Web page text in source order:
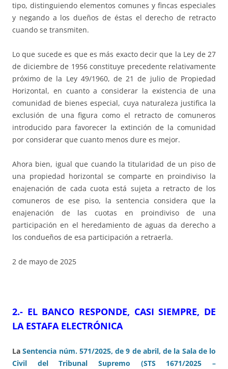
tipo, distinguiendo elementos comunes y fincas especiales
y negando a los dueños de éstas el derecho de retracto
cuando se transmiten.
Lo que sucede es que es más exacto decir que la Ley de 27
de diciembre de 1956 constituye precedente relativamente
próximo de la Ley 49/1960, de 21 de julio de Propiedad
Horizontal, en cuanto a considerar la existencia de una
comunidad de bienes especial, cuya naturaleza justifica la
exclusión de una figura como el retracto de comuneros
introducido para favorecer la extinción de la comunidad
por considerar que cuanto menos dure es mejor.
Ahora bien, igual que cuando la titularidad de un piso de
una propiedad horizontal se comparte en proindiviso la
enajenación de cada cuota está sujeta a retracto de los
comuneros de ese piso, la sentencia considera que la
enajenación de las cuotas en proindiviso de una
participación en el heredamiento de aguas da derecho a
los condueños de esa participación a retraerla.
2 de mayo de 2025
2.- EL BANCO RESPONDE, CASI SIEMPRE, DE
LA ESTAFA ELECTRÓNICA
LaSentencia núm. 571/2025, de 9 de abril, de la Sala de lo
Civil del Tribunal Supremo (STS 1671/2025 –